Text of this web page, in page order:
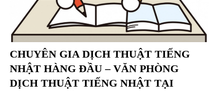
CHUYÊN GIA DỊCH THUẬT TIẾNG
NHẬT HÀNG ĐẦU – VĂN PHÒNG
DỊCH THUẬT TIẾNG NHẬT TẠI